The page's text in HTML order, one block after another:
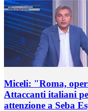
Miceli: "Roma,
Attaccanti italiani
attenzione a Seba